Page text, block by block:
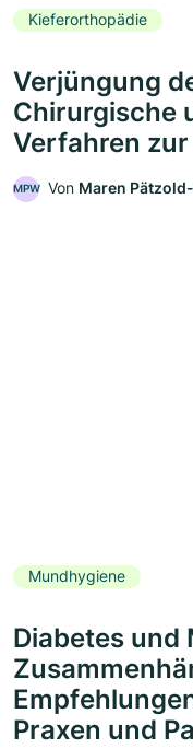
Kieferorthopädie
Verjüngung
Chirurgische
Verfahren
MPW Von Maren
Mundhygiene
Diabetes und
Praxen und